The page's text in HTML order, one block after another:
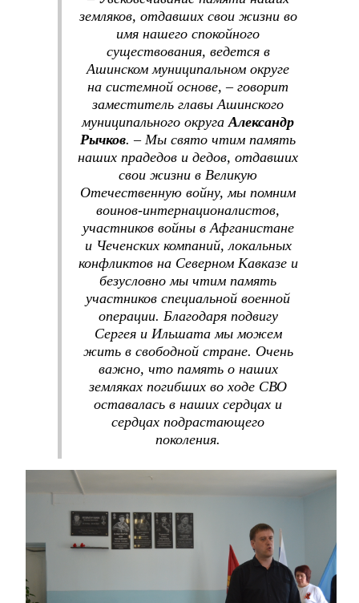
земляков, отдавших свои жизни во
имя нашего спокойного
существования, ведется в
Ашинском муниципальном округе
на системной основе, – говорит
заместитель главы Ашинского
муниципального округа Александр
Рычков. – Мы свято чтим память
наших прадедов и дедов, отдавших
свои жизни в Великую
Отечественную войну, мы помним
воинов-интернационалистов,
участников войны в Афганистане
и Чеченских компаний, локальных
конфликтов на Северном Кавказе и
безусловно мы чтим память
участников специальной военной
операции. Благодаря подвигу
Сергея и Ильшата мы можем
жить в свободной стране. Очень
важно, что память о наших
земляках погибших во ходе СВО
оставалась в наших сердцах и
сердцах подрастающего
поколения.